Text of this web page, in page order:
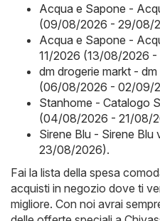
Acqua e Sapone -
(09/08/2026 - 29/08/
Acqua e Sapone -
11/2026 (13/08/2026
dm drogerie markt -
(06/08/2026 - 02/09/
Stanhome - Catalogo
(04/08/2026 - 21/08/
Sirene Blu - Sirene
23/08/2026).
Fai la lista della spesa
acquisti in negozio dove ti
migliore. Con noi avrai